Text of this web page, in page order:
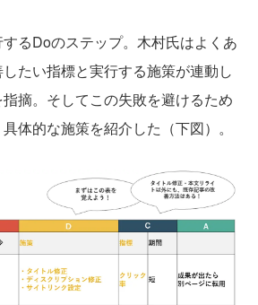
るDoのステップ。木村氏はよくあ
たい指標と実行する施策が連動し
摘。そしてこの失敗を避けるため
体的な施策を紹介した（下図）。